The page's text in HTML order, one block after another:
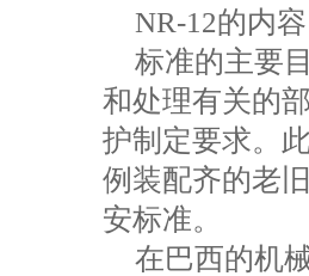
NR-12的内容
标准的主要
和处理有关的
护制定要求。
例装配齐的老
安标准。
在巴西的机